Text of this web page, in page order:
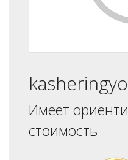
Имеет
стоимость